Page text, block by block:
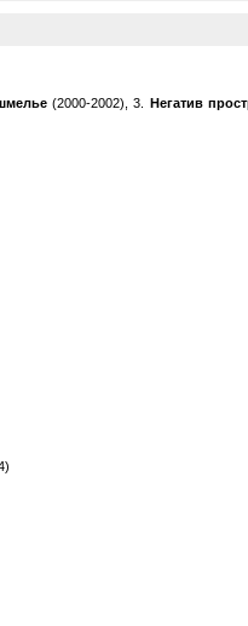
(2000-2002), 3. Негатив